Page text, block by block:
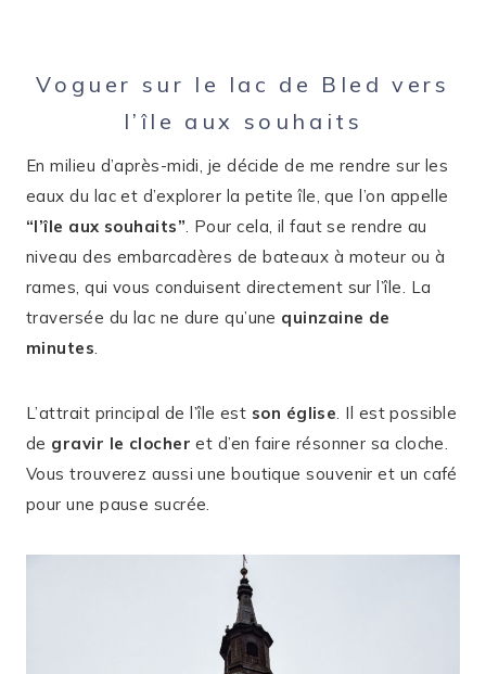
Voguer sur le lac de Bled vers
l’île aux souhaits
En milieu d’après-midi, je décide de me rendre sur les
eaux du lac et d’explorer la petite île, que l’on appelle
“l’île aux souhaits”. Pour cela, il faut se rendre au
niveau des embarcadères de bateaux à moteur ou à
rames, qui vous conduisent directement sur l’île. La
traversée du lac ne dure qu’une quinzaine de
minutes.
L’attrait principal de l’île est son église. Il est possible
de gravir le clocher et d’en faire résonner sa cloche.
Vous trouverez aussi une boutique souvenir et un café
pour une pause sucrée.